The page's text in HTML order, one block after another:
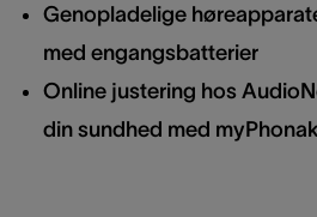
Genopladelige
med engangsbatterier
Online justering hos
din sundhed med